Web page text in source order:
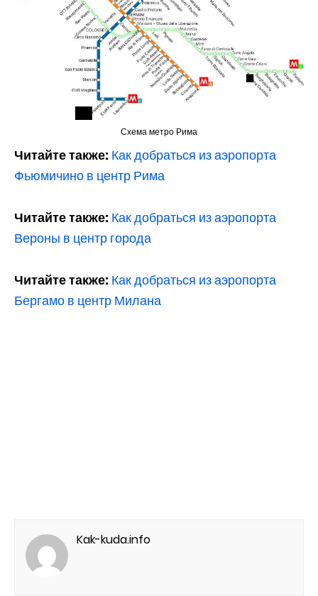
Схема метро Рима
Читайте также: Как добраться из аэропорта
Фьюмичино в центр Рима
Читайте также: Как добраться из аэропорта
Вероны в центр города
Читайте также: Как добраться из аэропорта
Бергамо в центр Милана
Kak-kuda.info